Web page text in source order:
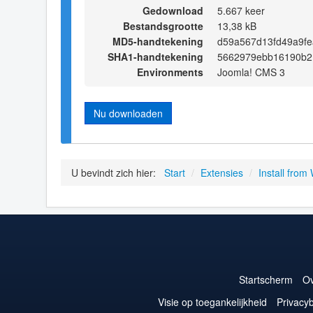
Gedownload
5.667 keer
Bestandsgrootte
13,38 kB
MD5-handtekening
SHA1-handtekening
Environments
Joomla! CMS 3
Nu downloaden
U bevindt zich hier: Start / Extensies / Install from
Startscherm
Visie op toegankelijkheid